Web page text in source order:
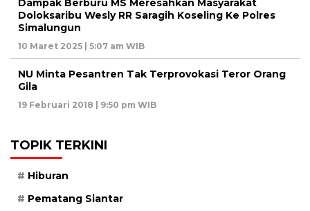
Doloksaribu Wesly RR Saragih Koseling Ke Polres
Simalungun
10 Maret 2025 | 5:07 am WIB
NU Minta Pesantren Tak Terprovokasi Teror Orang
Gila
19 Februari 2018 | 9:50 pm WIB
TOPIK TERKINI
Hiburan
Pematang Siantar